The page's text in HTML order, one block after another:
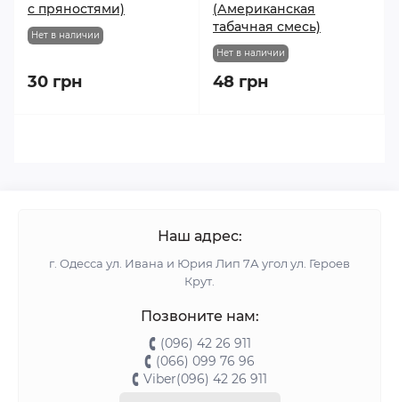
с пряностями)
Нет в наличии
30 грн
(Американская
табачная смесь)
Нет в наличии
48 грн
Наш адрес:
г. Одесса ул. Ивана и Юрия Лип 7А угол ул. Героев
Крут.
Позвоните нам:
(096) 42 26 911
(066) 099 76 96
Viber(096) 42 26 911